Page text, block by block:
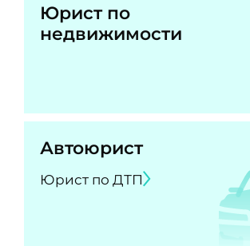
Юрист по
недвижимости
Автоюрист
Юрист по ДТП